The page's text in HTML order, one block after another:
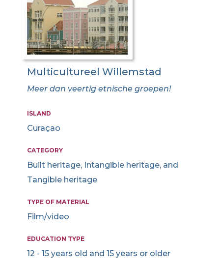
Multicultureel Willemstad
Meer dan veertig etnische groepen!
ISLAND
Curaçao
CATEGORY
Built heritage, Intangible heritage, and
Tangible heritage
TYPE OF MATERIAL
Film/video
EDUCATION TYPE
12 - 15 years old and 15 years or older